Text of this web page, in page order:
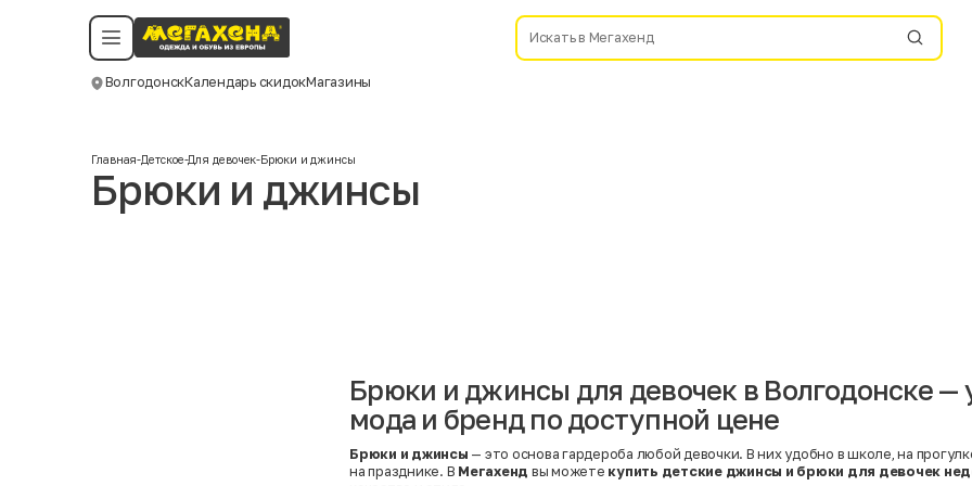
ВолгодонскКалендарь скидокМагазины
Политика конфиденциальности
©️ Мегахенд 2026. Все права защищены.
Смотреть все даты
Главная-Детское-Для девочек-Брюки и джинсы
Брюки и джинсы
Брюки и джинсы для девочек в Волгодонске —
мода и бренд по доступной цене
Брюки и джинсы — это основа гардероба любой девочки. В них удобно в школе, на
на празднике. В Мегахенд вы можете купить детские джинсы и брюки для девочек
Москва